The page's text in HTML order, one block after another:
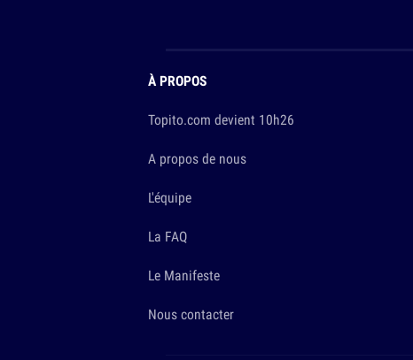
À PROPOS
Topito.com devient 10h26
A propos de nous
L'équipe
La FAQ
Le Manifeste
Nous contacter